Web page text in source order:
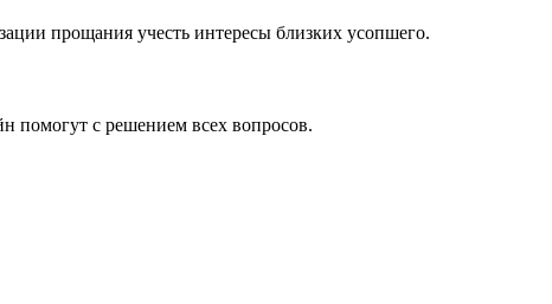
прощания учесть интересы близких усопшего.
помогут с решением всех вопросов.